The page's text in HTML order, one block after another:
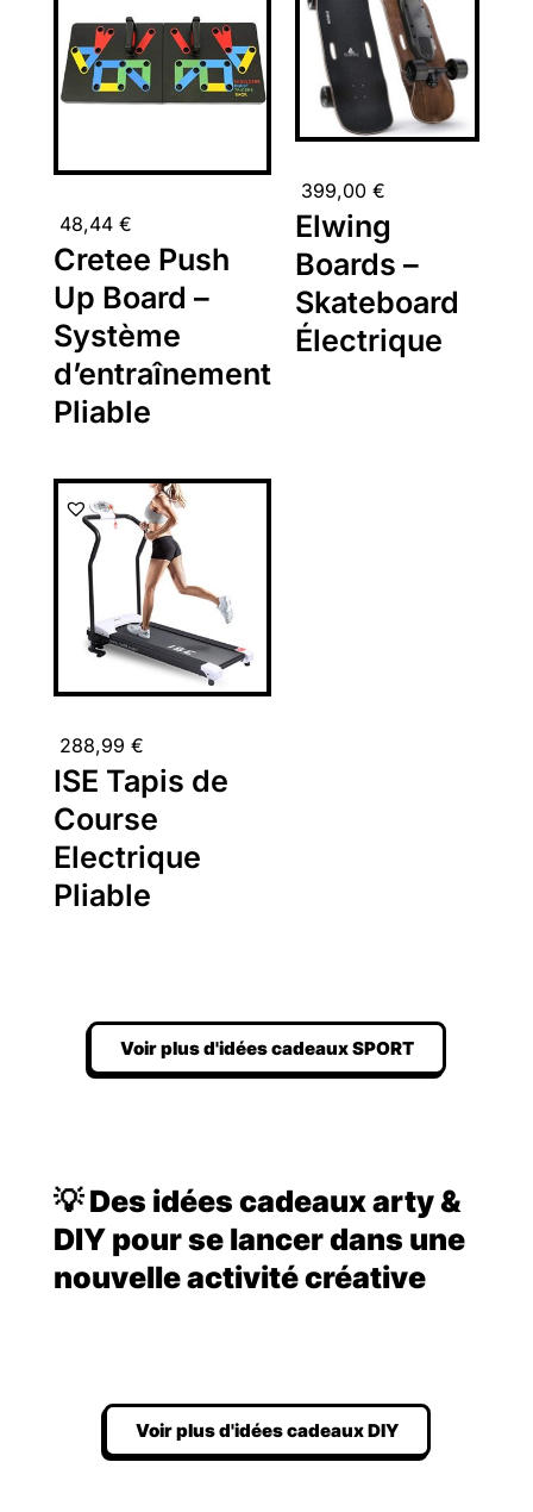
48,44 €
Cretee Push
Up Board –
Système
d’entraînement
Pliable
399,00 €
Elwing
Boards –
Skateboard
Électrique
288,99 €
ISE Tapis de
Course
Electrique
Pliable
Voir plus d'idées cadeaux SPORT
💡 Des idées cadeaux arty &
DIY pour se lancer dans une
nouvelle activité créative
Voir plus d'idées cadeaux DIY